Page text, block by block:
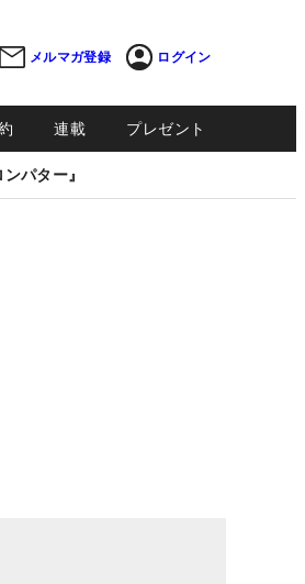
メルマガ登録 ログイン
連載 プレゼント
パター』